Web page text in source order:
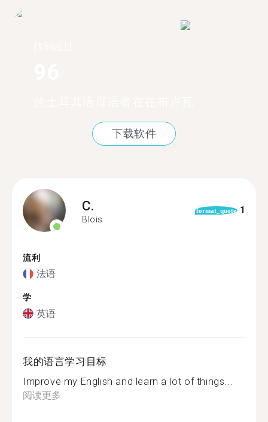
下载软件
C.
Blois
format_quote 1
流利
法语
学
英语
我的语言学习目标
Improve my English and learn a lot of things...
阅读更多